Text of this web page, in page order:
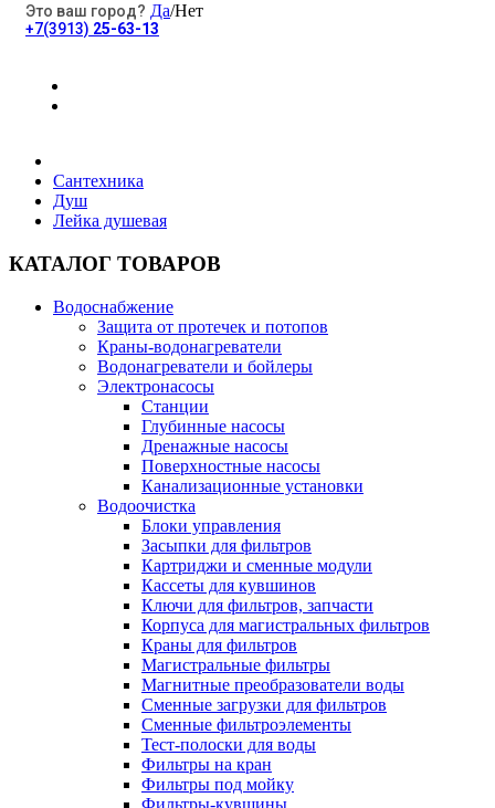
Электротовары
Строительные товары
Все для бани
Полезные статьи
Новости и Акции
Оплата и доставка
Сервис-центр
Это ваш город? Да/Нет
+7(3913) 25-63-13
Сантехника
Душ
Лейка душевая
КАТАЛОГ ТОВАРОВ
Водоснабжение
Защита от протечек и потопов
Краны-водонагреватели
Водонагреватели и бойлеры
Электронасосы
Станции
Глубинные насосы
Дренажные насосы
Поверхностные насосы
Канализационные установки
Водоочистка
Блоки управления
Засыпки для фильтров
Картриджи и сменные модули
Кассеты для кувшинов
Ключи для фильтров, запчасти
Корпуса для магистральных фильтров
Краны для фильтров
Магистральные фильтры
Магнитные преобразователи воды
Сменные загрузки для фильтров
Сменные фильтроэлементы
Тест-полоски для воды
Фильтры на кран
Фильтры под мойку
Фильтры-кувшины